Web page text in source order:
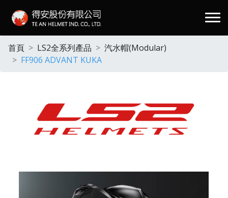
首頁 LS2全系列產品
汽水帽(Modular)
FF906 ADVANT KUKA